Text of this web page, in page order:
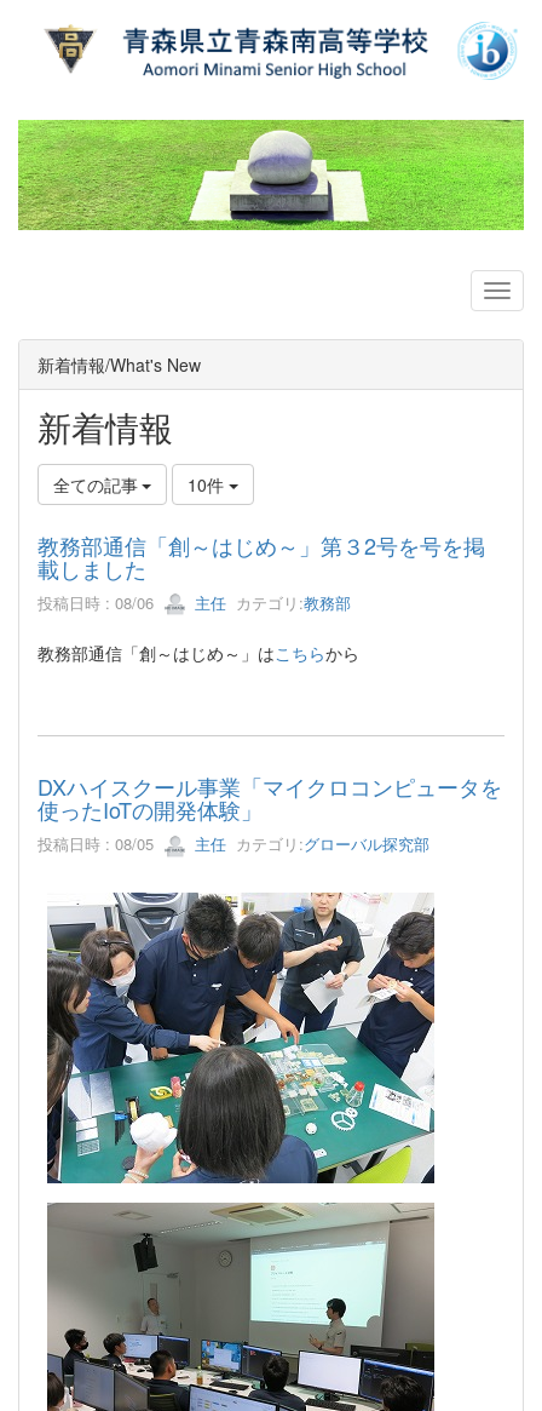
新着情報/What's New
新着情報
全ての記事 10件
教務部通信「創～はじめ～」第３2号を号を掲
載しました
投稿日時 : 08/06 主任 カテゴリ:教務部
教務部通信「創～はじめ～」はこちらから
DXハイスクール事業「マイクロコンピュータを
使ったIoTの開発体験」
投稿日時 : 08/05 主任 カテゴリ:グローバル探究部